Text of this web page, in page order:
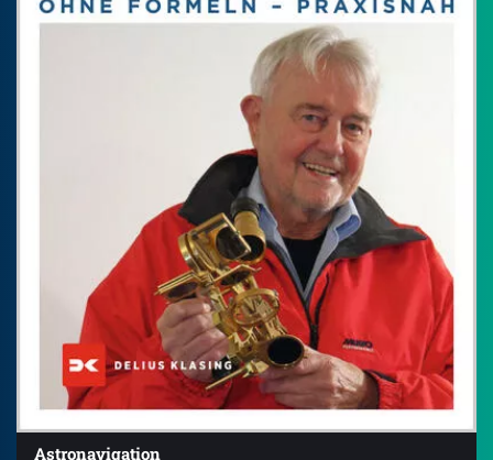
Astronavigation